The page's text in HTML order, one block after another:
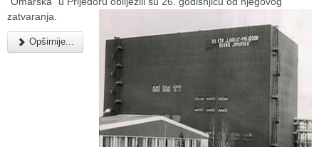
zatvaranja.
Opširnije...